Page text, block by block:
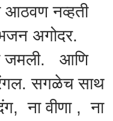
आठवण नव्हती
अगोदर.
जमली. आणि
सगळेच साथ
ना वीणा , ना